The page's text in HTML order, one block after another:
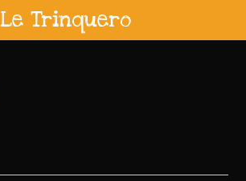
Le Trinquero